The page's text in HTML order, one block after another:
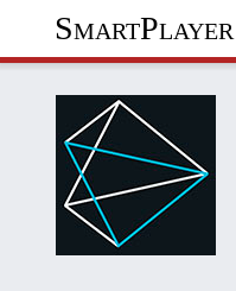
SmartPlayer